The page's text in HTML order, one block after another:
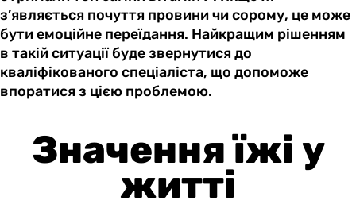
з’являється почуття провини чи сорому, це може
бути емоційне переїдання. Найкращим рішенням
в такій ситуації буде звернутися до
кваліфікованого спеціаліста, що допоможе
впоратися з цією проблемою.
Значення їжі у
житті